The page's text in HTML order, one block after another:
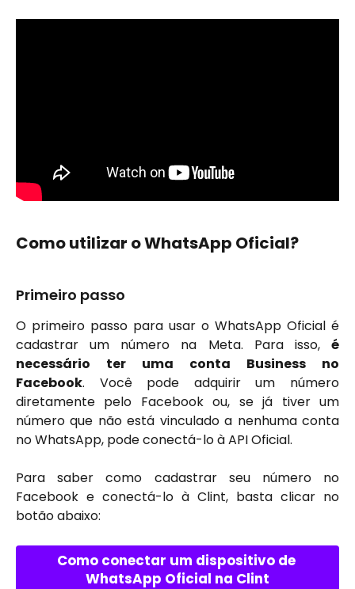
Como utilizar o WhatsApp Oficial?
Primeiro passo
O primeiro passo para usar o WhatsApp Oficial é
cadastrar um número na Meta. Para isso, é
necessário ter uma conta Business no
Facebook. Você pode adquirir um número
diretamente pelo Facebook ou, se já tiver um
número que não está vinculado a nenhuma conta
no WhatsApp, pode conectá-lo à API Oficial.
Para saber como cadastrar seu número no
Facebook e conectá-lo à Clint, basta clicar no
botão abaixo:
Como conectar um dispositivo de
WhatsApp Oficial na Clint